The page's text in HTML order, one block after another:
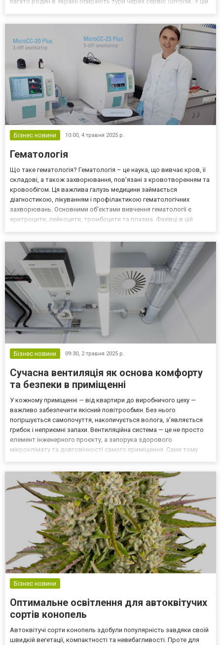
Бізнес новини 10:00, 4 травня 2025 р.
Гематологія
Що таке гематологія? Гематологія – це наука, що вивчає кров, її
складові, а також захворювання, пов'язані з кровотворенням та
кровообігом. Ця важлива галузь медицини займається
діагностикою, лікуванням і профілактикою гематологічних
захворювань. Основними об'єктами вивчення гематології є
еритроцити, лейкоцити, тромбоцити та плазма. Фахівці в цій
Бізнес новини 09:30, 2 травня 2025 р.
Сучасна вентиляція як основа комфорту
та безпеки в приміщенні
У кожному приміщенні — від квартири до виробничого цеху —
важливо забезпечити якісний повітрообмін. Без нього
погіршується самопочуття, накопичується волога, з’являється
грибок і неприємні запахи. Вентиляційна система — це не просто
елемент інженерного проєкту, а запорука здорового
мікроклімату та довговічності самого приміщення. Саме тому
Бізнес новини
Оптимальне освітлення для автоквітучих
сортів конопель
Автоквітучі сорти конопель здобули популярність завдяки своїй
швидкій вегетації, компактності та невибагливості. Проте для